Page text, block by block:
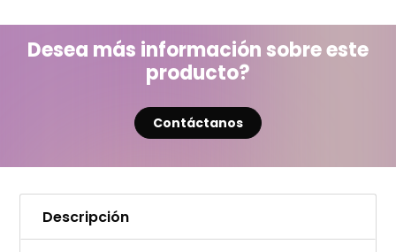
Desea más información sobre este
producto?
Contáctanos
Descripción